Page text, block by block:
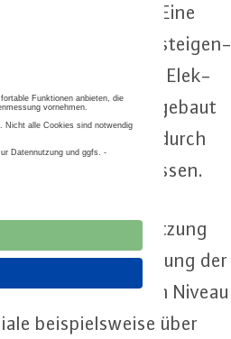
höher. Eine
mit schneller stei­gen­
Zunahme an Elek­
aus- und umgebaut
In­ves­ti­tio­nen, die durch
werden müssen.
für die Umsetzung
und die Di­gi­ta­li­sie­rung der
aktuell sehr hohen Niveau
bei­spiels­wei­se über